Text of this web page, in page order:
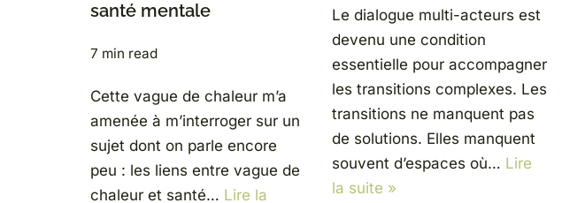
santé mentale
7 min read
Cette vague de chaleur m’a
amenée à m’interroger sur un
sujet dont on parle encore
peu : les liens entre vague de
chaleur et santé… Lire la
Le dialogue multi-acteurs est
devenu une condition
essentielle pour accompagner
les transitions complexes. Les
transitions ne manquent pas
de solutions. Elles manquent
souvent d’espaces où… Lire
la suite »